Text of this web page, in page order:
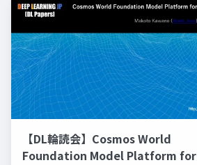
【DL輪読会】Cosmos World
Foundation Model Platform for